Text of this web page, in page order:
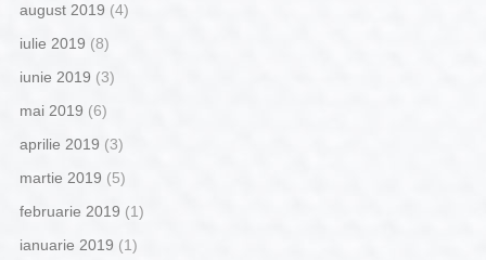
august 2019 (4)
iulie 2019 (8)
iunie 2019 (3)
mai 2019 (6)
aprilie 2019 (3)
martie 2019 (5)
februarie 2019 (1)
ianuarie 2019 (1)